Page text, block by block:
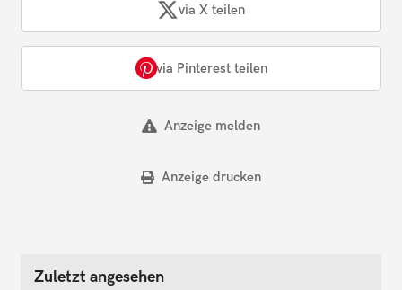
via X teilen
via Pinterest teilen
Anzeige melden
Anzeige drucken
Zuletzt angesehen